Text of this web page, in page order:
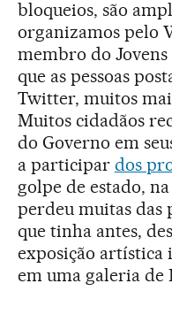
bloqueios, são
organizamos pelo
membro do Jovens
que as pessoas
Twitter, muitos
Muitos cidadãos
do Governo em
a participar dos
golpe de estado,
perdeu muitas das
que tinha antes,
exposição artística
em uma galeria de